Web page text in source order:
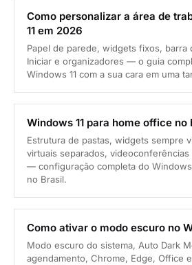
Como personalizar a área de
11 em 2026
Papel de parede, widgets fixos, barra
Iniciar e organizadores — o guia
Windows 11 com a sua cara em uma
Windows 11 para home office
Estrutura de pastas, widgets sempre
virtuais separados, videoconferências
— configuração completa do Windows
no Brasil.
Como ativar o modo escuro no
Modo escuro do sistema, Auto Dark
agendamento, Chrome, Edge, Office